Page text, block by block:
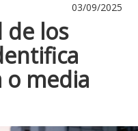
03/09/2025
de los
o media